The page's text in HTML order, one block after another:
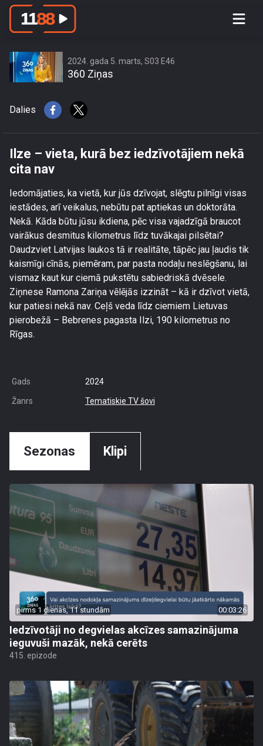
Ilze – vieta, kurā bez iedzīvotājiem
2024. gada 5. marts, S03 E46
360 Ziņas
Dalies
Ilze – vieta, kurā bez iedzīvotājiem nekā
cita nav
Iedomājaties, ka vietā, kur jūs dzīvojat, slēgtu pilnīgi visas
iestādes, arī veikalus, nebūtu pat aptiekas un doktorāta.
Nekā. Kāda būtu jūsu ikdiena, pēc visa vajadzīgā braucot
vairākus desmitus kilometrus līdz tuvākajai pilsētai?
Daudzviet Latvijas laukos tā ir realitāte, tāpēc jau ļaudis tik
kaismīgi cīnās, piemēram, par pasta nodaļu neslēgšanu, lai
vismaz kaut kur ciemā pukstētu sabiedriskā dvēsele.
Ziņnese Ramona Zariņa vēlējās izzināt – kā ir dzīvot vietā,
kur patiesi nekā nav. Ceļš veda līdz ciemiem Lietuvas
pierobežā – Bebrenes pagasta Ilzi, 190 kilometrus no
Rīgas.
Gads 2024
Žanrs Tematiskie TV šovi
Sezonas Klipi
pirms 1 dienas, 11 stundām 00:03:26
Iedzīvotāji no degvielas akcīzes samazinājuma
ieguvuši mazāk, nekā cerēts
415. epizode